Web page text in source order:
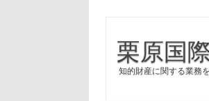
栗原国
知的財産に関する業務